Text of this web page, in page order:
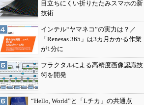
目立ちにくい折りたたみスマホの新
技術
インテル“ヤマネコ”の実力は？／
「Renesas 365」は3カ月かかる作業
が1分に
フラクタルによる高精度画像認識技
術を開発
“Hello, World”と「Lチカ」の共通点